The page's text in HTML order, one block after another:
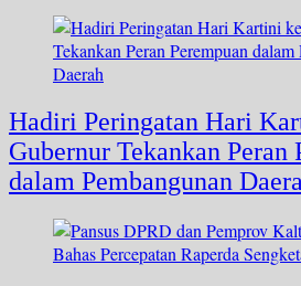
Hadiri Peringatan Hari
Gubernur Tekankan Peran
dalam Pembangunan